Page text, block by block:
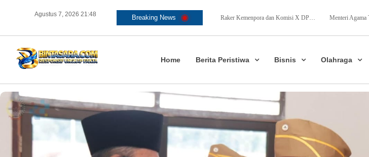
Agustus 7, 2026 21:48 Breaking News
‎Sambut HUT RI ke 81, Bapas Muara Teweh Gelar Bakti Sosial ke Panti Asuhan BNPB dan Kemenko Polkam Bersinergi Bahas Penanganan Karhutla Raker Kemenpora dan Komisi X DPR RI Sepakati Dukungan Anggaran untuk Kegiatan dan Program Prioritas Pemuda dan Olahraga
Home Berita Peristiwa Bisnis Olahraga